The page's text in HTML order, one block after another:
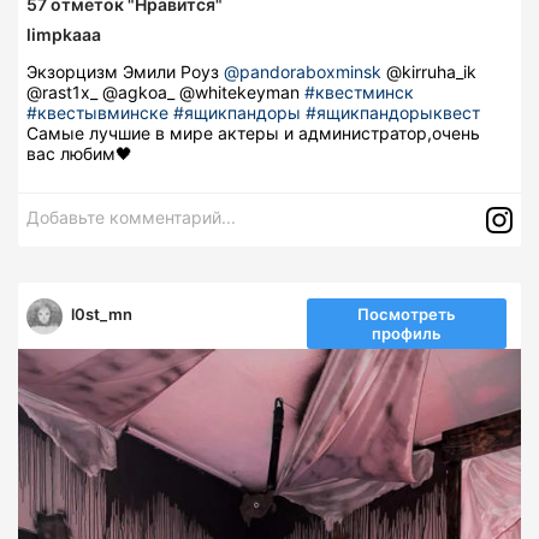
57отметок "Нравится"
limpkaaa
Экзорцизм Эмили Роуз @pandoraboxminsk @kirruha_ik
@rast1x_ @agkoa_ @whitekeyman #квестминск
#квестывминске #ящикпандоры #ящикпандорыквест
Самые лучшие в мире актеры и администратор,очень
вас любим🖤
Добавьте комментарий...
l0st_mn
Посмотреть
профиль